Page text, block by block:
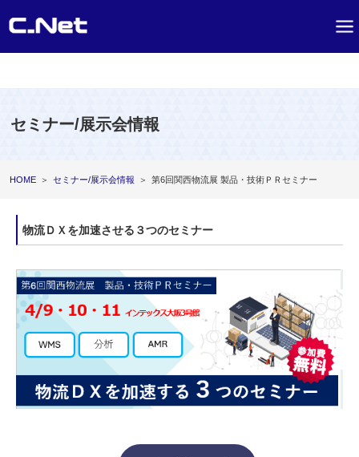
セミナー/展示会情報
HOME ＞ セミナー/展示会情報 ＞ 第6回関西物流展 製品・技術ＰＲセミナー
物流ＤＸを加速させる３つのセミナー